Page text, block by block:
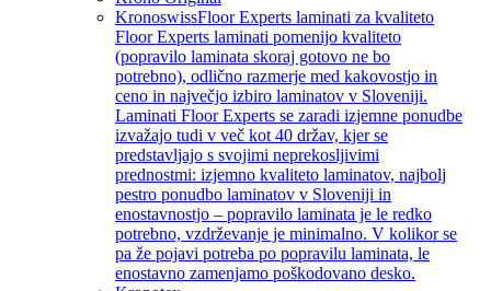
KronoswissFloor Experts laminati za kvaliteto
Floor Experts laminati pomenijo kvaliteto
(popravilo laminata skoraj gotovo ne bo
potrebno), odlično razmerje med kakovostjo in
ceno in največjo izbiro laminatov v Sloveniji.
Laminati Floor Experts se zaradi izjemne ponudbe
izvažajo tudi v več kot 40 držav, kjer se
predstavljajo s svojimi neprekosljivimi
prednostmi: izjemno kvaliteto laminatov, najbolj
pestro ponudbo laminatov v Sloveniji in
enostavnostjo – popravilo laminata je le redko
potrebno, vzdrževanje je minimalno. V kolikor se
pa že pojavi potreba po popravilu laminata, le
enostavno zamenjamo poškodovano desko.